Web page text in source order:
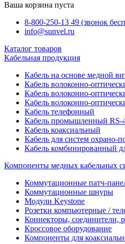
Ваша корзина пуста
8-800-250-13 49 (звонок
info@sunvel.ru
Каталог товаров
Кабельная продукция
Кабель на основе медной
Кабель волоконно-
Кабель волоконно-
Кабель волоконно-
Кабель телефонный
Кабель промышленный RS-
Кабель коаксиальный
Кабель для систем охрано-
Кабель комбинированный
Компоненты медных кабельных
Коммутационные патч-
Коммутационные шнуры
Модули Keystone
Розетки компьютерные /
Коннекторы, соединители,
Кроссовое оборудование
Компоненты для